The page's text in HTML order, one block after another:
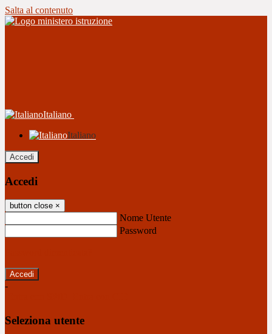
Salta al contenuto
Italiano
Italiano
Accedi
Accedi
button close ×
Nome Utente
Password
-
Seleziona utente